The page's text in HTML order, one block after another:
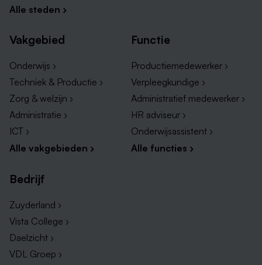
Alle steden ›
Vakgebied
Onderwijs ›
Techniek & Productie ›
Zorg & welzijn ›
Administratie ›
ICT ›
Alle vakgebieden ›
Functie
Productiemedewerker ›
Verpleegkundige ›
Administratief medewerker ›
HR adviseur ›
Onderwijsassistent ›
Alle functies ›
Bedrijf
Zuyderland ›
Vista College ›
Daelzicht ›
VDL Groep ›